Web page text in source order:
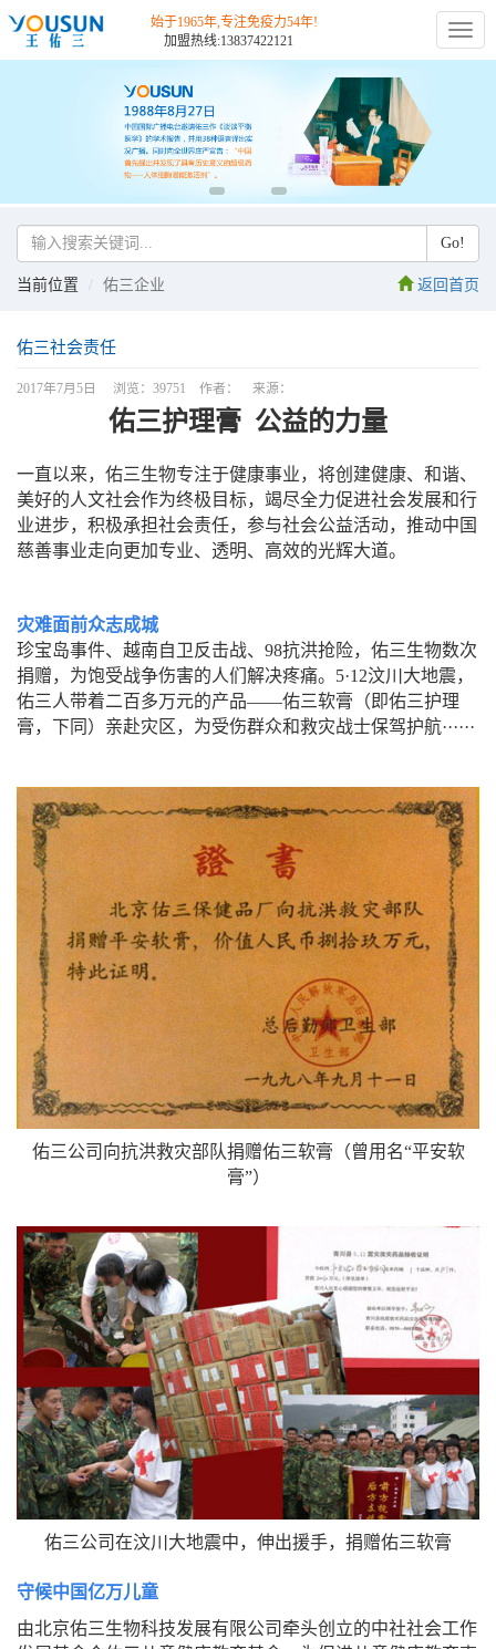
切
换
始于1965年,专注免疫力54年!
加盟热线:13837422121
当前位置 佑三企业 返回首页
Go!
佑三社会责任
2017年7月5日 浏览：39751 作者： 来源：
佑三护理膏 公益的力量
一直以来，佑三生物专注于健康事业，将创建健康、和谐、
美好的人文社会作为终极目标，竭尽全力促进社会发展和行
业进步，积极承担社会责任，参与社会公益活动，推动中国
慈善事业走向更加专业、透明、高效的光辉大道。
灾难面前众志成城
珍宝岛事件、越南自卫反击战、98抗洪抢险，佑三生物数次
捐赠，为饱受战争伤害的人们解决疼痛。5·12汶川大地震，
佑三人带着二百多万元的产品——佑三软膏（即佑三护理
膏，下同）亲赴灾区，为受伤群众和救灾战士保驾护航······
佑三公司向抗洪救灾部队捐赠佑三软膏（曾用名“平安软
膏”）
佑三公司在汶川大地震中，伸出援手，捐赠佑三软膏
守候中国亿万儿童
由北京佑三生物科技发展有限公司牵头创立的中社社会工作